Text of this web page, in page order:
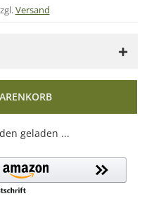
Versand
geladen ...